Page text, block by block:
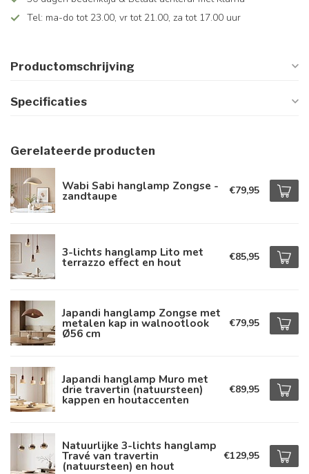
Tel: ma-do tot 23.00, vr tot 21.00, za tot 17.00 uur
Productomschrijving
Specificaties
Gerelateerde producten
Wabi Sabi hanglamp Zongse -
zandtaupe €79,95
3-lichts hanglamp Lito met
terrazzo effect en hout €85,95
Japandi hanglamp Zongse met
metalen kap in walnootlook
Ø56 cm
€79,95
Japandi hanglamp Muro met
drie travertin (natuursteen)
kappen en houtaccenten
€89,95
Natuurlijke 3-lichts hanglamp
Travé van travertin
(natuursteen) en hout
€129,95